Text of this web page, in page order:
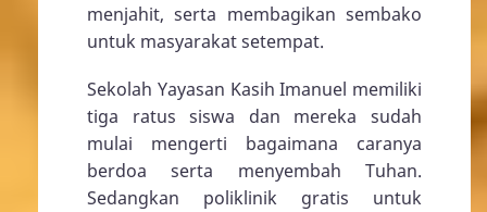
menjahit, serta membagikan sembako
untuk masyarakat setempat.
Sekolah Yayasan Kasih Imanuel memiliki
tiga ratus siswa dan mereka sudah
mulai mengerti bagaimana caranya
berdoa serta menyembah Tuhan.
Sedangkan poliklinik gratis untuk